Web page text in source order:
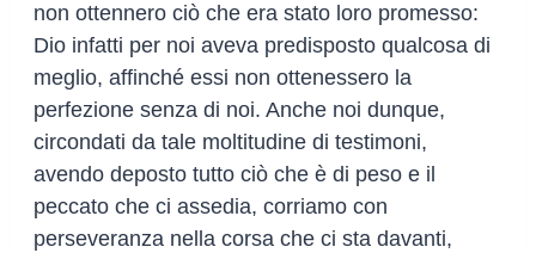
non ottennero ciò che era stato loro promesso:
Dio infatti per noi aveva predisposto qualcosa di
meglio, affinché essi non ottenessero la
perfezione senza di noi. Anche noi dunque,
circondati da tale moltitudine di testimoni,
avendo deposto tutto ciò che è di peso e il
peccato che ci assedia, corriamo con
perseveranza nella corsa che ci sta davanti,